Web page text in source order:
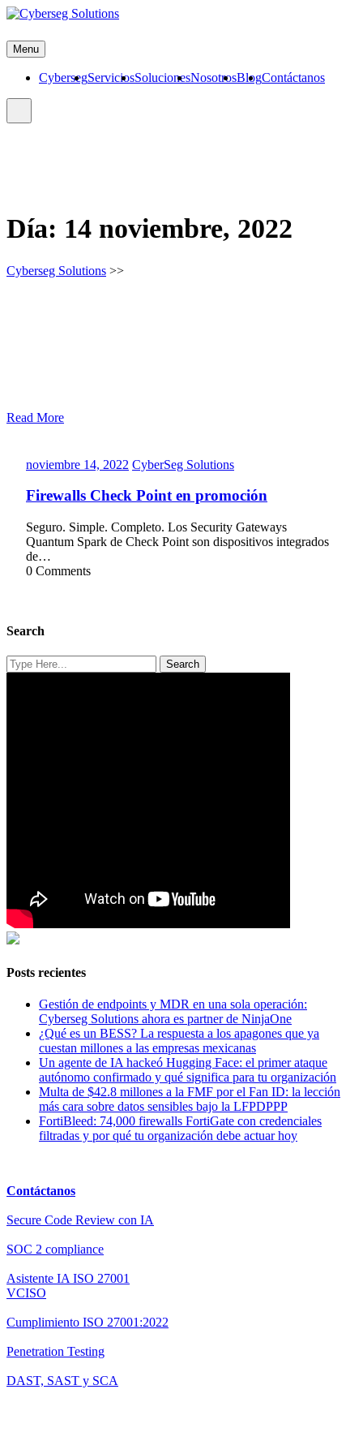
Skip
content
Menu
CybersegServiciosSolucionesNosotrosBlogContáctanos
Día: 14 noviembre, 2022
Cyberseg Solutions >>
Read More
noviembre 14, 2022 noviembre
2022
CyberSeg SolutionsCyberSeg
Firewalls Check Point en promoción
Seguro. Simple. Completo. Los Security Gateways
Quantum Spark de Check Point son dispositivos integrados
de…
0 Comments
Search
Posts recientes
Gestión de endpoints y MDR en una sola operación:
Cyberseg Solutions ahora es partner de NinjaOne
¿Qué es un BESS? La respuesta a los apagones que ya
cuestan millones a las empresas mexicanas
Un agente de IA hackeó Hugging Face: el primer ataque
autónomo confirmado y qué significa para tu organización
Multa de $42.8 millones a la FMF por el Fan ID: la lección
más cara sobre datos sensibles bajo la LFPDPPP
FortiBleed: 74,000 firewalls FortiGate con credenciales
filtradas y por qué tu organización debe actuar hoy
Contáctanos
Secure Code Review con IA
SOC 2 compliance
Asistente IA ISO 27001
VCISO
Cumplimiento ISO 27001:2022
Penetration Testing
DAST, SAST y SCA